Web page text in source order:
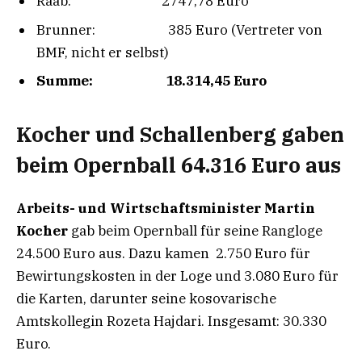
Brunner: 385 Euro (Vertreter von
BMF, nicht er selbst)
Summe: 18.314,45 Euro
Kocher und Schallenberg gaben
beim Opernball 64.316 Euro aus
Arbeits- und Wirtschaftsminister Martin
Kocher gab beim Opernball für seine Rangloge
24.500 Euro aus. Dazu kamen 2.750 Euro für
Bewirtungskosten in der Loge und 3.080 Euro für
die Karten, darunter seine kosovarische
Amtskollegin Rozeta Hajdari. Insgesamt: 30.330
Euro.